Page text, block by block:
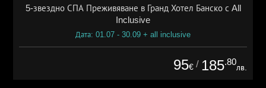
5-звездно СПА Преживяване в Гранд Хотел Банско с All
Inclusive
Дата: 01.07 - 30.09 + all inclusive
95€ / 185.80
лв.